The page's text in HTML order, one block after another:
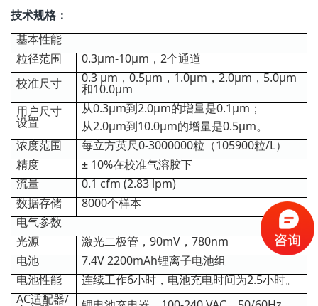
技术规格：
基本性能
粒径范围
0.3μm‐10μm，2个通道
校准尺寸
0.3 μm，0.5μm，1.0μm，2.0μm，5.0μm
和10.0μm
用户尺寸
设置
从0.3μm到2.0μm的增量是0.1μm；
从2.0μm到10.0μm的增量是0.5μm。
浓度范围
每立方英尺0-3000000粒（105900粒/L）
精度
± 10%在校准气溶胶下
流量
0.1 cfm (2.83 lpm)
数据存储
8000个样本
电气参数
光源
激光二极管，90mV，780nm
电池
7.4V 2200mAh锂离子电池组
电池性能
连续工作6小时，电池充电时间为2.5小时。
AC适配器/